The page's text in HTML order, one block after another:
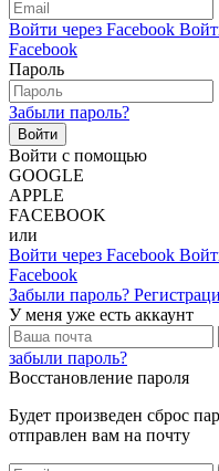
Войти через Facebook
Facebook
Пароль
Забыли пароль?
Войти с помощью
GOOGLE
APPLE
FACEBOOK
или
Войти через Facebook
Facebook
Забыли пароль?
У меня уже есть аккаунт
забыли пароль?
Восстановление пароля
Будет произведен сброс
отправлен вам на почту